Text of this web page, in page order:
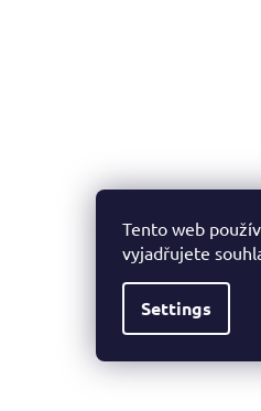
Tento web
vyjadřujete
Settings